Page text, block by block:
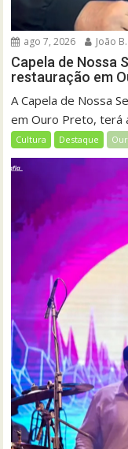
ago 7, 2026 João
Capela de Nossa
restauração em
A Capela de Nossa
em Ouro Preto, terá
Cultura Destaque